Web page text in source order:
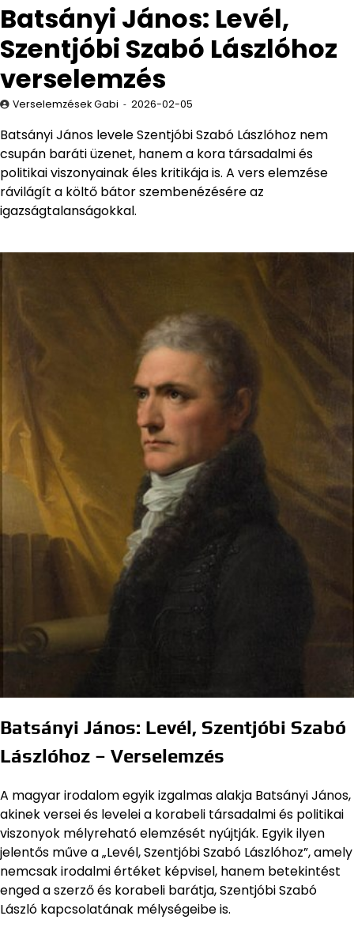
Batsányi János: Levél,
Szentjóbi Szabó Lászlóhoz
verselemzés
Verselemzések Gabi 2026-02-05
Batsányi János levele Szentjóbi Szabó Lászlóhoz nem
csupán baráti üzenet, hanem a kora társadalmi és
politikai viszonyainak éles kritikája is. A vers elemzése
rávilágít a költő bátor szembenézésére az
igazságtalanságokkal.
Batsányi János: Levél, Szentjóbi Szabó
Lászlóhoz – Verselemzés
A magyar irodalom egyik izgalmas alakja Batsányi János,
akinek versei és levelei a korabeli társadalmi és politikai
viszonyok mélyreható elemzését nyújtják. Egyik ilyen
jelentős műve a „Levél, Szentjóbi Szabó Lászlóhoz”, amely
nemcsak irodalmi értéket képvisel, hanem betekintést
enged a szerző és korabeli barátja, Szentjóbi Szabó
László kapcsolatának mélységeibe is.